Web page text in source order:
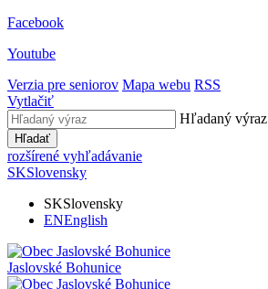
Facebook
Youtube
Verzia pre seniorov Mapa webu RSS
Vytlačiť
Hľadaný výraz
Hľadať
rozšírené vyhľadávanie
SKSlovensky
SKSlovensky
ENEnglish
Jaslovské Bohunice